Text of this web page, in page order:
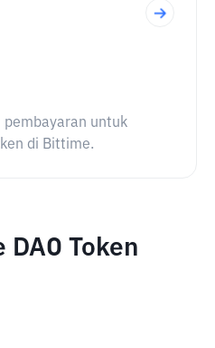
pembayaran untuk
di Bittime.
DAO Token